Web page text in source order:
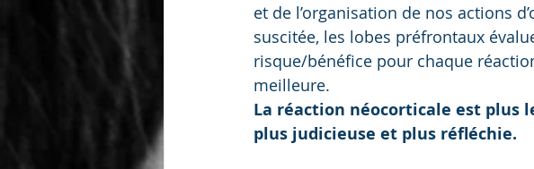
et de l’organisation de nos actions
suscitée, les lobes préfrontaux
risque/bénéfice pour chaque
meilleure.
La réaction néocorticale est plus
plus judicieuse et plus réfléchie.